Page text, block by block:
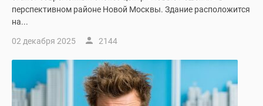
перспективном районе Новой Москвы. Здание расположится
на...
02 декабря 2025 2144